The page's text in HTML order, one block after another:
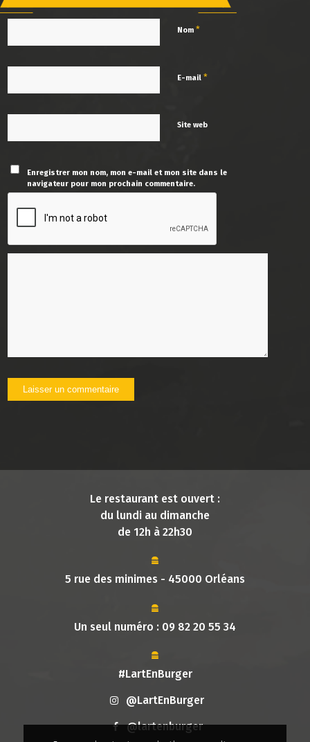
Nom*
E-mail*
Site web
Enregistrer mon nom, mon e-mail et mon site dans le
navigateur pour mon prochain commentaire.
Le restaurant est ouvert :
du lundi au dimanche
de 12h à 22h30
5 rue des minimes - 45000 Orléans
Un seul numéro : 09 82 20 55 34
#LartEnBurger
@LartEnBurger
@lartenburger